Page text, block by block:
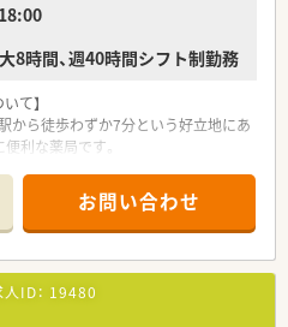
対人業務に集中できる環境です。
薬棚もキレイに整理整頓されていま
者様が多く来局されます。かかりつ
た薬局です。
52店舗展開しているチェーン薬局で
モールの企画・出店や開業支援を行
事業展開を行っています。
様にかかりつけ薬剤師の推進、在宅
。
方へも当社を知って頂ける様に地
8時間、週40時間シフト制勤務
て】
から徒歩わずか7分という好立地にあ
利な薬局です。
ができます。
が在籍しており、互いに協力しなが
整っています。
ついて】
う欠員補充のための募集となり、地
方を求めています。
お問い合わせ
ID： 19480